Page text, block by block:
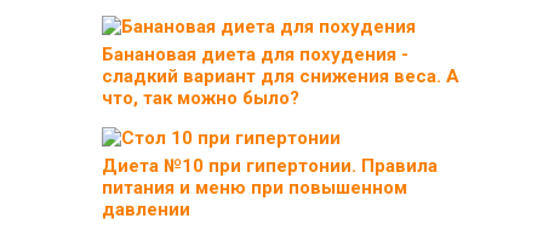
Банановая диета для похудения -
сладкий вариант для снижения веса. А
что, так можно было?
Диета №10 при гипертонии. Правила
питания и меню при повышенном
давлении